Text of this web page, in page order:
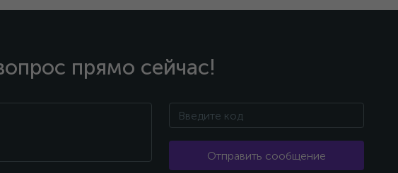
прямо сейчас!
Отправить сообщение